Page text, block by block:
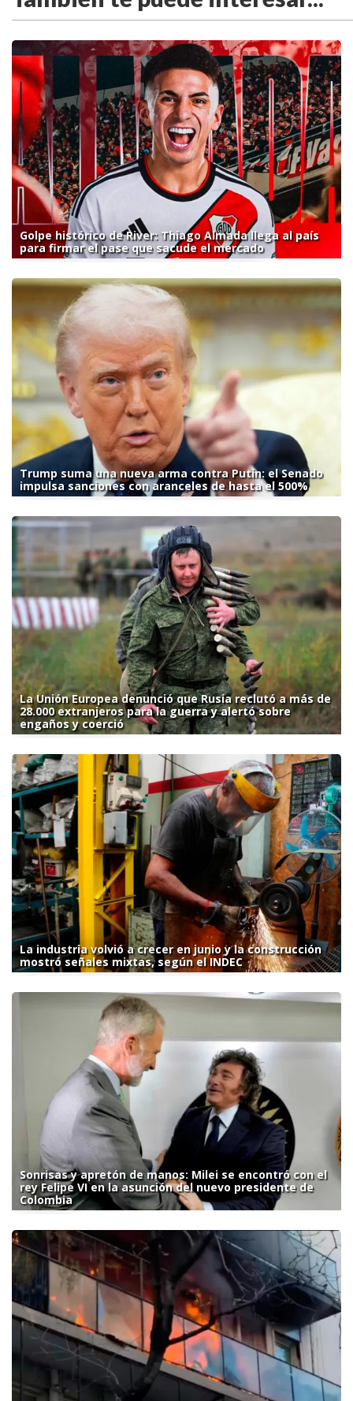
Golpe histórico de River: Thiago Almada llega al país
para firmar el pase que sacude el mercado
Trump suma una nueva arma contra Putin: el Senado
impulsa sanciones con aranceles de hasta el 500%
La Unión Europea denunció que Rusia reclutó a más de
28.000 extranjeros para la guerra y alertó sobre
engaños y coerció
La industria volvió a crecer en junio y la construcción
mostró señales mixtas, según el INDEC
Sonrisas y apretón de manos: Milei se encontró con el
rey Felipe VI en la asunción del nuevo presidente de
Colombia